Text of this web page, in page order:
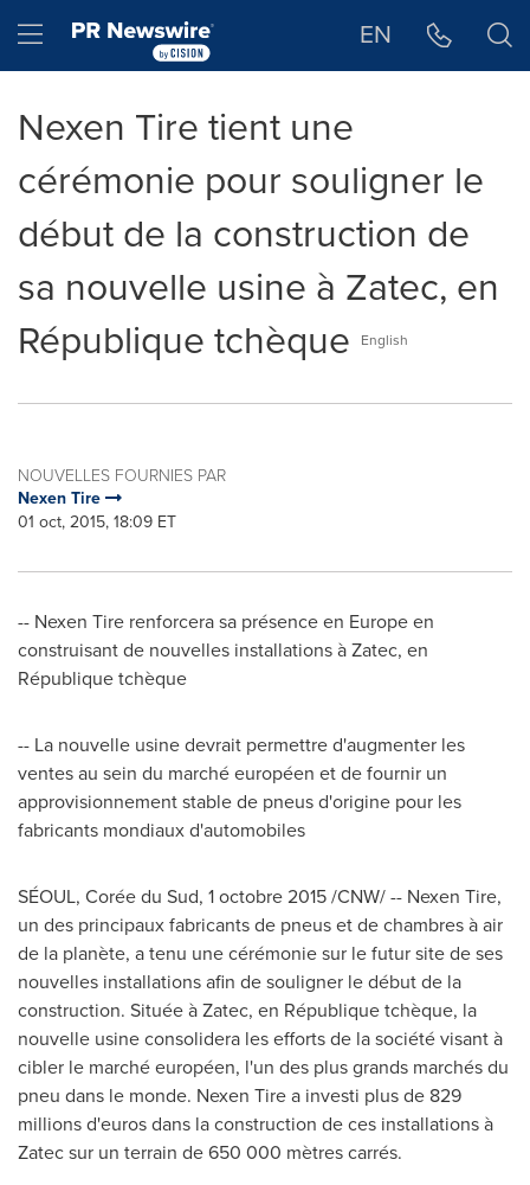
Hamburger menu EN
Nexen Tire tient une
cérémonie pour souligner le
début de la construction de
sa nouvelle usine à Zatec, en
République tchèque
English
NOUVELLES FOURNIES PAR
Nexen Tire
01 oct, 2015, 18:09 ET
-- Nexen Tire renforcera sa présence en Europeen
construisant de nouvelles installations à Zatec, en
République tchèque
-- La nouvelle usine devrait permettre d'augmenter les
ventes au sein du marché européen et de fournir un
approvisionnement stable de pneus d'origine pour les
fabricants mondiaux d'automobiles
SÉOUL, Corée du Sud, 1 octobre 2015 /CNW/ -- Nexen Tire,
un des principaux fabricants de pneus et de chambres à air
de la planète, a tenu une cérémonie sur le futur site de ses
nouvelles installations afin de souligner le début de la
construction. Située à Zatec, en République tchèque, la
nouvelle usine consolidera les efforts de la société visant à
cibler le marché européen, l'un des plus grands marchés du
pneu dans le monde. Nexen Tire a investi plus de 829
millions d'euros dans la construction de ces installations à
Zatec sur un terrain de 650 000 mètres carrés.